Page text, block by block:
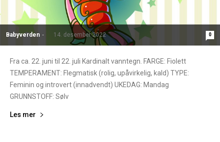
Babyverden - 14. desember 2022 0
Fra ca. 22. juni til 22. juli Kardinalt vanntegn. FARGE: Fiolett
TEMPERAMENT: Flegmatisk (rolig, upåvirkelig, kald) TYPE:
Feminin og introvert (innadvendt) UKEDAG: Mandag
GRUNNSTOFF: Sølv
Les mer